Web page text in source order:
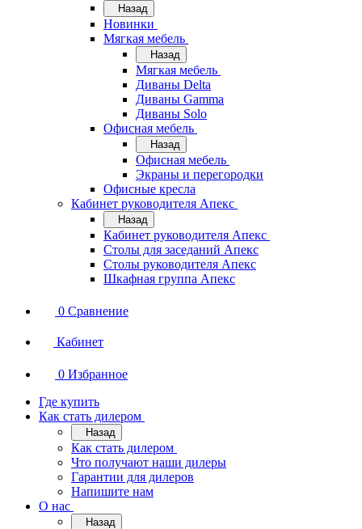
Назад
Новинки
Мягкая мебель
Назад
Мягкая мебель
Диваны Delta
Диваны Gamma
Диваны Solo
Офисная мебель
Назад
Офисная мебель
Экраны и перегородки
Офисные кресла
Кабинет руководителя Апекс
Назад
Кабинет руководителя Апекс
Столы для заседаний Апекс
Столы руководителя Апекс
Шкафная группа Апекс
0 Сравнение
Кабинет
0 Избранное
Где купить
Как стать дилером
Назад
Как стать дилером
Что получают наши дилеры
Гарантии для дилеров
Напишите нам
О нас
Назад